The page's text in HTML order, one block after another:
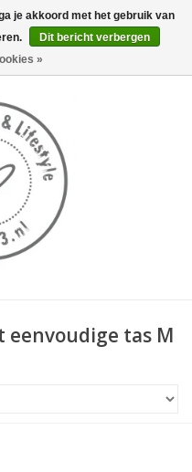
0 Artikelen - €0,00
eenvoudige tas M
je akkoord met het gebruik van
Dit bericht verbergen
»